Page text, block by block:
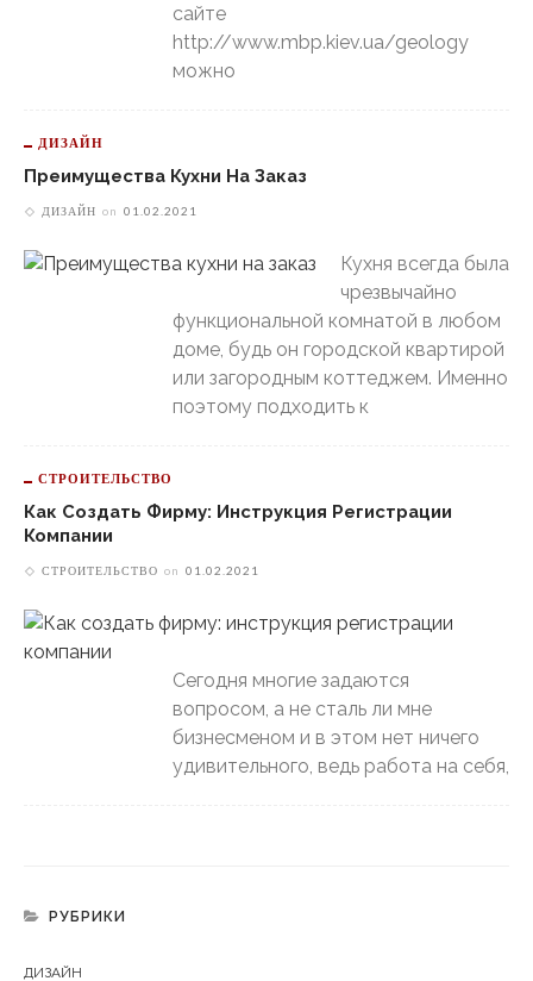
сайте
http://www.mbp.kiev.ua/geology
можно
ДИЗАЙН
Преимущества Кухни На Заказ
ДИЗАЙН on 01.02.2021
Кухня всегда была
чрезвычайно
функциональной комнатой в любом
доме, будь он городской квартирой
или загородным коттеджем. Именно
поэтому подходить к
СТРОИТЕЛЬСТВО
Как Создать Фирму: Инструкция Регистрации
Компании
СТРОИТЕЛЬСТВО on 01.02.2021
Сегодня многие задаются
вопросом, а не сталь ли мне
бизнесменом и в этом нет ничего
удивительного, ведь работа на себя,
РУБРИКИ
ДИЗАЙН